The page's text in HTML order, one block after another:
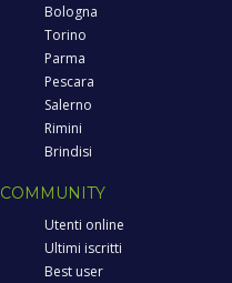
Bologna
Torino
Parma
Pescara
Salerno
Rimini
Brindisi
COMMUNITY
Utenti online
Ultimi iscritti
Best user